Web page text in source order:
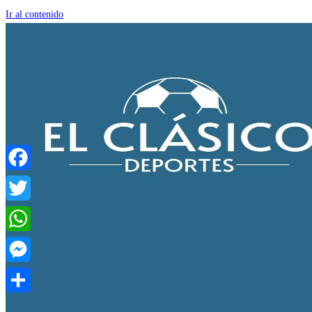
Ir al contenido
Facebook
Twitter
WhatsApp
Messenger